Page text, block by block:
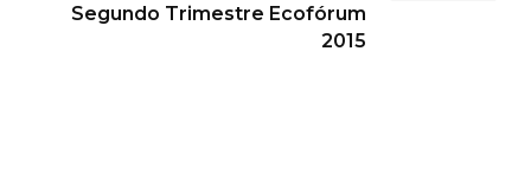
Segundo Trimestre Ecofórum
2015